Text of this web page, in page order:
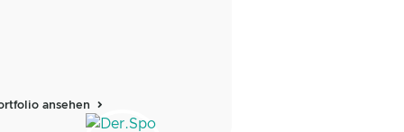
ansehen